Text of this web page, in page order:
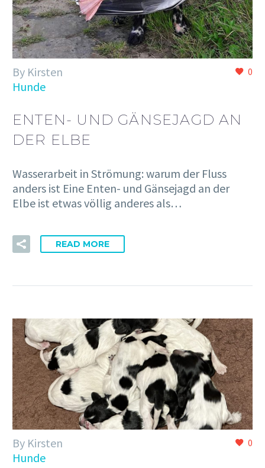
0
By Kirsten
Hunde
ENTEN- UND GÄNSEJAGD AN
DER ELBE
Wasserarbeit in Strömung: warum der Fluss
anders ist Eine Enten- und Gänsejagd an der
Elbe ist etwas völlig anderes als…
READ MORE
0
By Kirsten
Hunde